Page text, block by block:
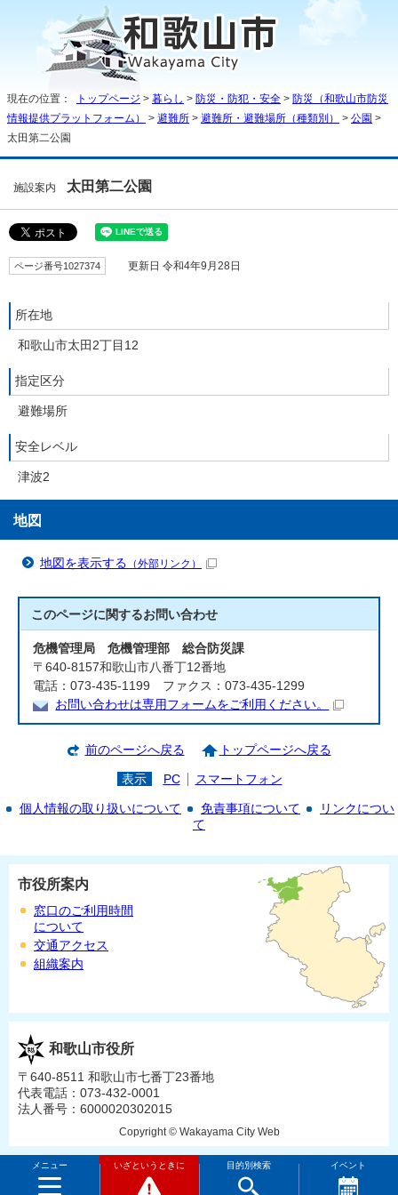
現在の位置： トップページ > 暮らし > 防災・防犯・安全 > 防災（和歌山市防災
情報提供プラットフォーム）
> 避難所 > 避難所・避難場所（種類別） > 公園 >
太田第二公園
施設案内 太田第二公園
ページ番号1027374 更新日 令和4年9月28日
所在地
和歌山市太田2丁目12
指定区分
避難場所
安全レベル
津波2
地図
地図を表示する （外部リンク）
このページに関するお問い合わせ
危機管理局 危機管理部 総合防災課
〒640-8157和歌山市八番丁12番地
電話：073-435-1199 ファクス：073-435-1299
お問い合わせは専用フォームをご利用ください。
前のページへ戻る トップページへ戻る
表示 PC スマートフォン
個人情報の取り扱いについて 免責事項について
リンクについ
て
メニュー いざというときに 目的別検索 イベント
市役所案内
窓口のご利用時間
について
交通アクセス
組織案内
和歌山市役所
〒640-8511 和歌山市七番丁23番地
代表電話：073-432-0001
法人番号：6000020302015
Copyright © Wakayama City Web